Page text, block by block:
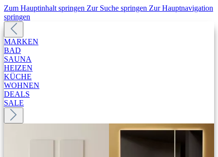
Zum Hauptinhalt springen Zur Suche springen Zur Hauptnavigation
springen
MARKEN
BAD
SAUNA
HEIZEN
KÜCHE
WOHNEN
DEALS
SALE